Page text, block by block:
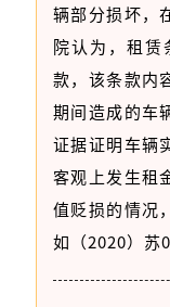
辆部分损坏，
院认为，租
款，该条款内
期间造成的车
证据证明车辆
客观上发生租
值贬损的情况
如（2020）苏